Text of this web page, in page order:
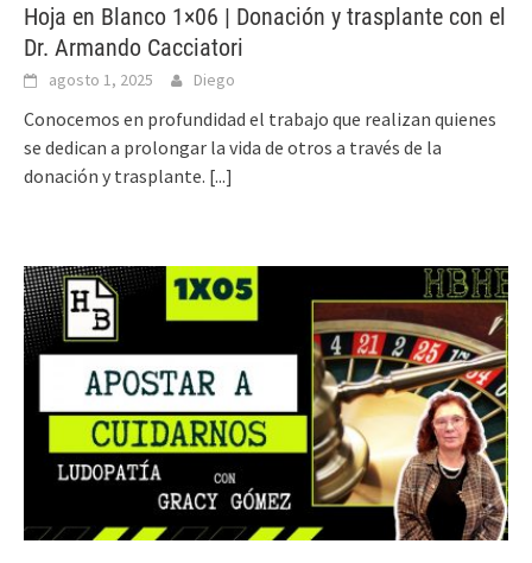
Hoja en Blanco 1×06 | Donación y trasplante con el
Dr. Armando Cacciatori
agosto 1, 2025 Diego
Conocemos en profundidad el trabajo que realizan quienes
se dedican a prolongar la vida de otros a través de la
donación y trasplante. [...]